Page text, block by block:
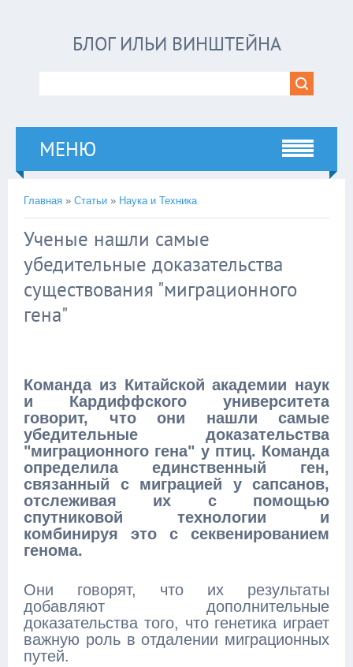
БЛОГ ИЛЬИ ВИНШТЕЙНА
МЕНЮ
Главная » Статьи » Наука и Техника
Ученые нашли самые
убедительные доказательства
существования "миграционного
гена"
Команда из Китайской академии наук
и Кардиффского университета
говорит, что они нашли самые
убедительные доказательства
"миграционного гена" у птиц. Команда
определила единственный ген,
связанный с миграцией у сапсанов,
отслеживая их с помощью
спутниковой технологии и
комбинируя это с секвенированием
генома.
Они говорят, что их результаты
добавляют дополнительные
доказательства того, что генетика играет
важную роль в отдалении миграционных
путей.